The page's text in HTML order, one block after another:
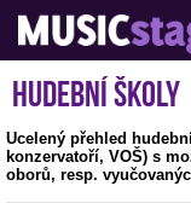
S muzikanty pro muzikanty
Hudební školy
Ucelený přehled
konzervatoří, VOŠ) s
oborů, resp.